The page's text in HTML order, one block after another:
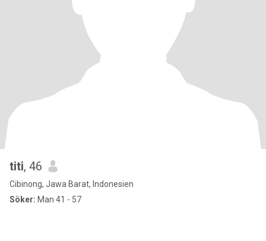
titi, 46
Cibinong, Jawa Barat, Indonesien
Söker: Man 41 - 57